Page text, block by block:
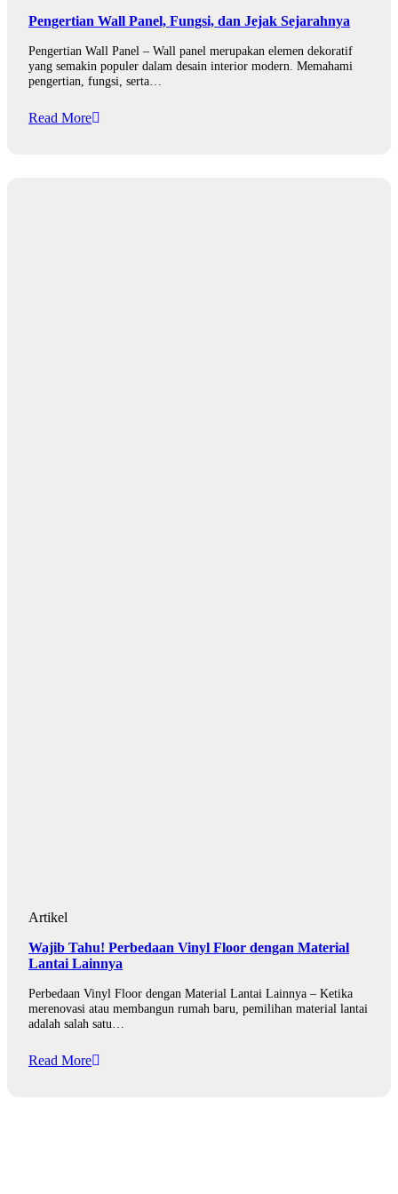
Pengertian Wall Panel, Fungsi, dan Jejak Sejarahnya
Pengertian Wall Panel – Wall panel merupakan elemen dekoratif
yang semakin populer dalam desain interior modern. Memahami
pengertian, fungsi, serta…
Read More
Artikel
Wajib Tahu! Perbedaan Vinyl Floor dengan Material
Lantai Lainnya
Perbedaan Vinyl Floor dengan Material Lantai Lainnya – Ketika
merenovasi atau membangun rumah baru, pemilihan material lantai
adalah salah satu…
Read More